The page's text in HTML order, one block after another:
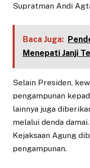
Supratman Andi
Baca Juga:
Menepati Janji
Selain Presiden,
pengampunan
lainnya juga
melalui denda
Kejaksaan Agung
pengampunan.